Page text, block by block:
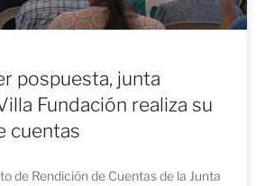
pospuesta, junta
Fundación realiza su
cuentas
de Rendición de Cuentas de la Junta